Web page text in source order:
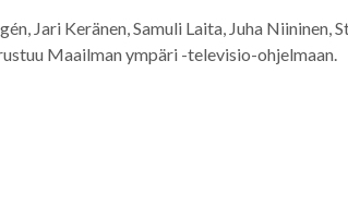
Jari Keränen, Samuli Laita, Juha
Maailman ympäri -televisio-ohjelmaan.